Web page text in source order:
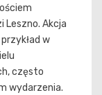
Leszno. Akcja
w
często
wydarzenia.